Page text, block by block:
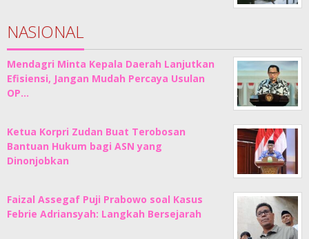
NASIONAL
Mendagri Minta Kepala Daerah Lanjutkan
Efisiensi, Jangan Mudah Percaya Usulan
OP…
Ketua Korpri Zudan Buat Terobosan
Bantuan Hukum bagi ASN yang
Dinonjobkan
Faizal Assegaf Puji Prabowo soal Kasus
Febrie Adriansyah: Langkah Bersejarah